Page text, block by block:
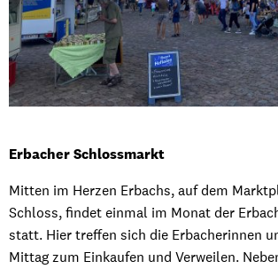
Erbacher Schlossmarkt
Mitten im Herzen Erbachs, auf dem
Schloss, findet einmal im Monat der
statt. Hier treffen sich die Erbacherinnen
Mittag zum Einkaufen und Verweilen.